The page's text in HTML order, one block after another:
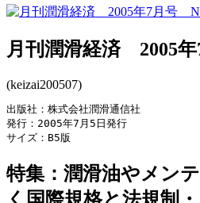
月刊潤滑経済 2005
(keizai200507)
出版社：株式会社潤滑通信社
発行：2005年7月5日発行
サイズ：B5版
特集：潤滑油やメン
く国際規格と法規制